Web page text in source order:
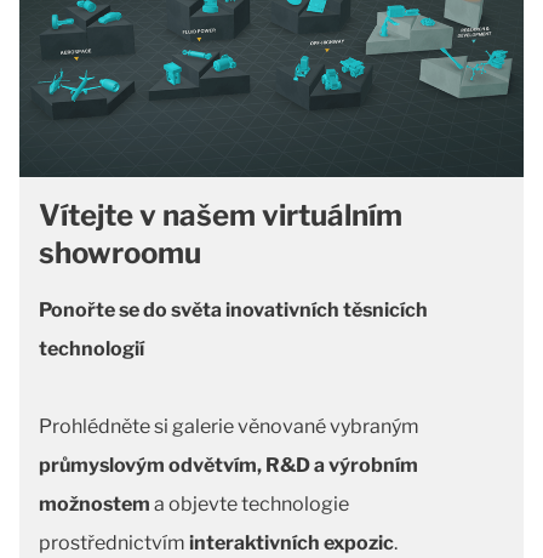
Vítejte v našem virtuálním
showroomu
Ponořte se do světa inovativních těsnicích
technologií
Prohlédněte si galerie věnované vybraným
průmyslovým odvětvím, R&D a výrobním
možnostem a objevte technologie
prostřednictvím interaktivních expozic.